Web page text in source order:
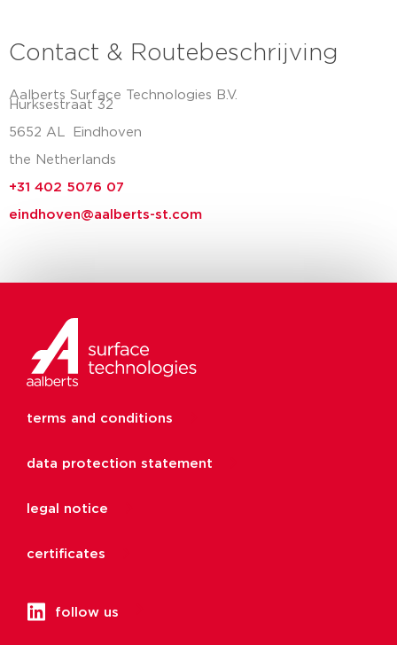
Contact & Routebeschrijving
Aalberts Surface Technologies B.V.
Hurksestraat 32
5652 AL Eindhoven
the Netherlands
+31 402 5076 07
eindhoven@aalberts-st.com
terms and conditions
data protection statement
legal notice
certificates
follow us